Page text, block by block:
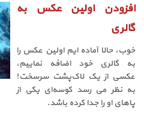
افزودن اولین عکس به
گالری
خوب، حالا آماده ایم اولین عکس را
به گالری خود اضافه نماییم،
عکسی از یک لاک‌پشت سرسخت!
به نظر می رسد کوسه‌ای یکی از
پاهای او را جدا کرده باشد.